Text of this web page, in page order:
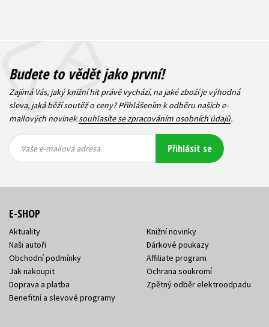
Budete to vědět jako první!
Zajímá Vás, jaký knižní hit právě vychází, na jaké zboží je výhodná
sleva, jaká běží soutěž o ceny? Přihlášením k odběru našich e-
mailových novineksouhlasíte se zpracováním osobních údajů.
mailová
mailová
Vaše e-mailová adresa Přihlásit se
E-SHOP
Aktuality
Naši autoři
Obchodní podmínky
Jak nakoupit
Doprava a platba
Benefitní a slevové programy
Knižní novinky
Dárkové poukazy
Affiliate program
Ochrana soukromí
Zpětný odběr elektroodpadu